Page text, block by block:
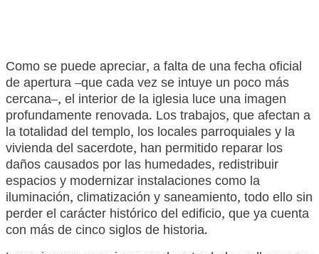
Como se puede apreciar, a falta de una fecha oficial
de apertura –que cada vez se intuye un poco más
cercana–, el interior de la iglesia luce una imagen
profundamente renovada. Los trabajos, que afectan a
la totalidad del templo, los locales parroquiales y la
vivienda del sacerdote, han permitido reparar los
daños causados por las humedades, redistribuir
espacios y modernizar instalaciones como la
iluminación, climatización y saneamiento, todo ello sin
perder el carácter histórico del edificio, que ya cuenta
con más de cinco siglos de historia.